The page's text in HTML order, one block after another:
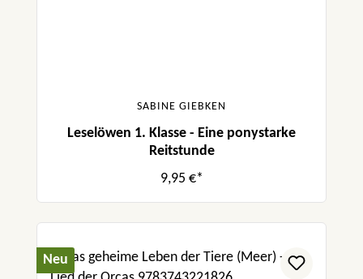
SABINE GIEBKEN
Leselöwen 1. Klasse - Eine ponystarke
Reitstunde
9,95 €*
Neu